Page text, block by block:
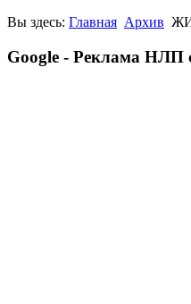
Вы здесь: Главная Архив
Google - Реклама НЛП